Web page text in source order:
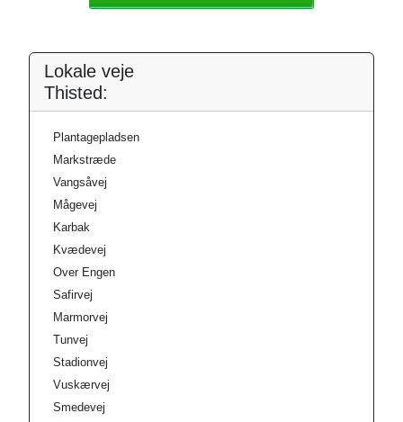
Lokale veje
Thisted:
Plantagepladsen
Markstræde
Vangsåvej
Mågevej
Karbak
Kvædevej
Over Engen
Safirvej
Marmorvej
Tunvej
Stadionvej
Vuskærvej
Smedevej